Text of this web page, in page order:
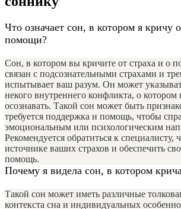
Что означает сон, в котором я кричу
помощи?
Сон, в котором вы кричите от страха и о
связан с подсознательными страхами и
испытывает ваш разум. Он может
некого внутреннего конфликта, о
осознавать. Такой сон может быть
требуется поддержка и помощь, чтобы
эмоциональным или психологическим
Рекомендуется обратиться к специалисту,
источнике ваших страхов и обеспечить
помощь.
Почему я видела сон, в котором
Такой сон может иметь различные
контекста сна и индивидуальных